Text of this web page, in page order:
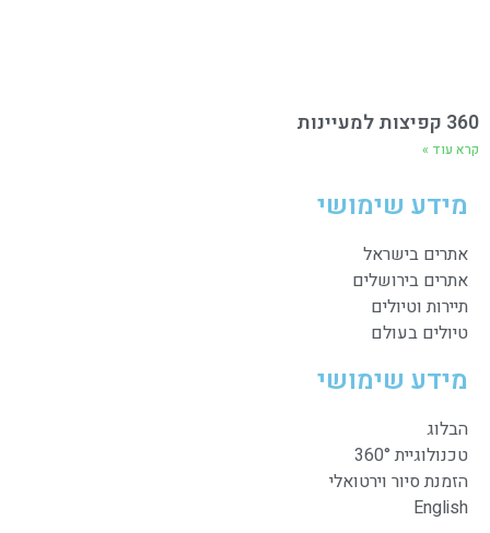
360 קפיצות למעיינות
קרא עוד »
מידע שימושי
אתרים בישראל
אתרים בירושלים
תיירות וטיולים
טיולים בעולם
מידע שימושי
הבלוג
טכנולוגיית 360°
הזמנת סיור וירטואלי
English